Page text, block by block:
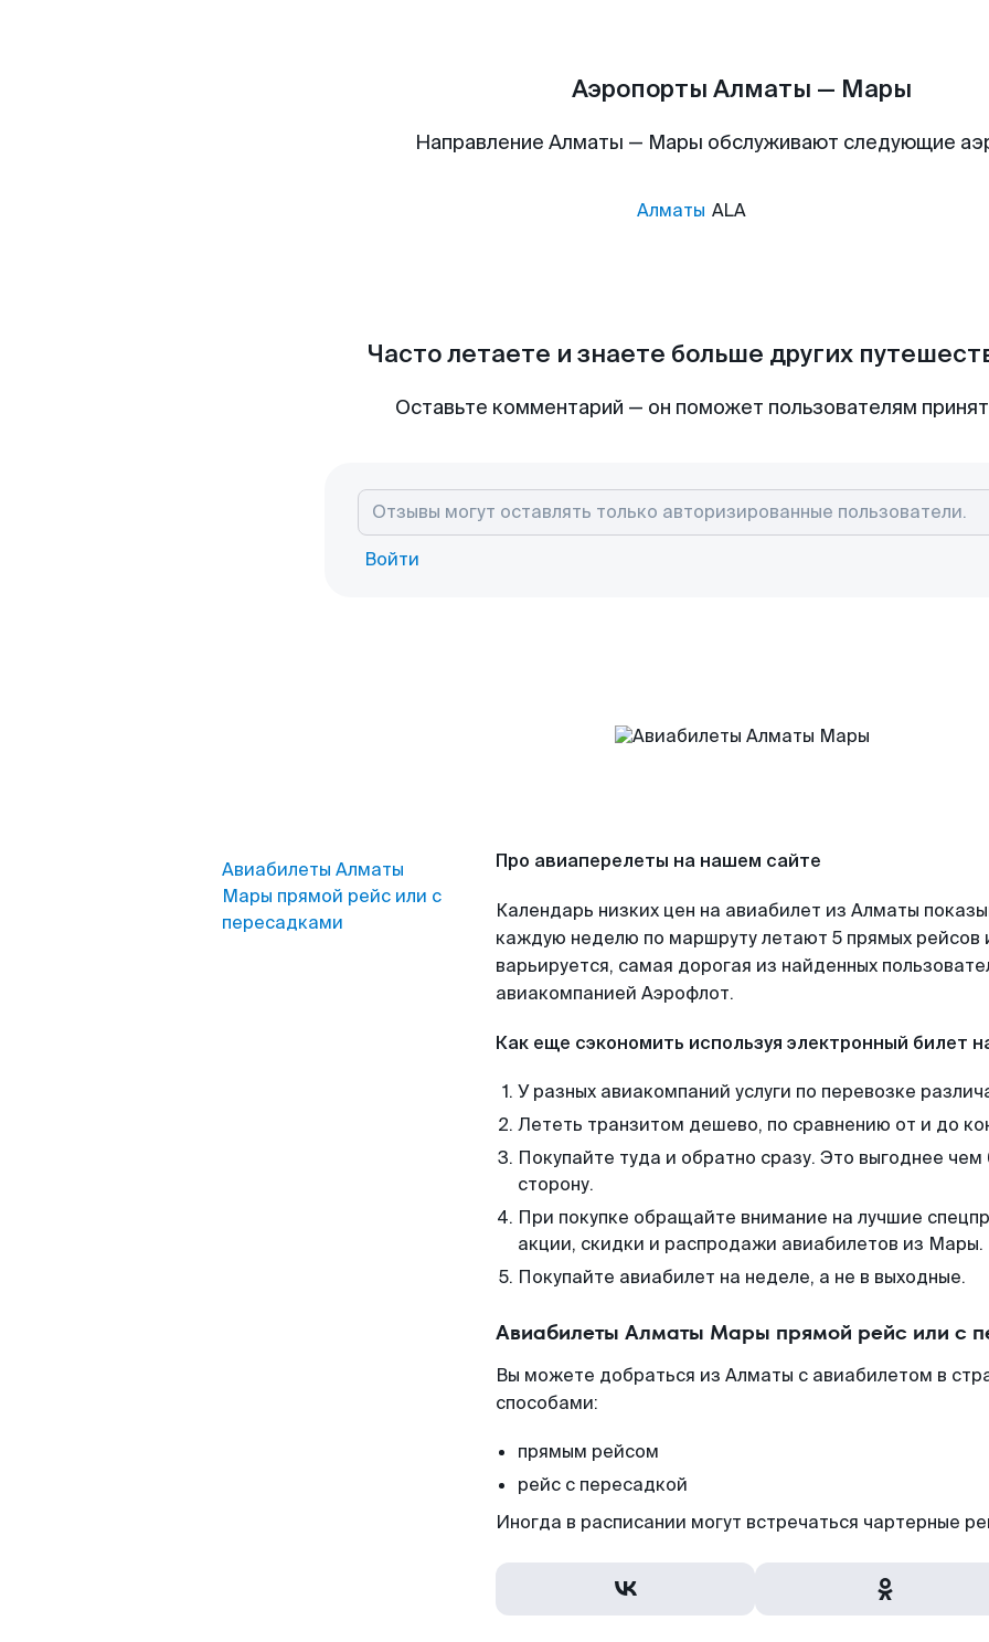
Аэропорты Алматы — Мары
Направление Алматы — Мары обслуживают следующие
Алматы ALA
Часто летаете и знаете больше других
Оставьте комментарий — он поможет пользователям
Войти
Авиабилеты Алматы
Мары прямой рейс или с
пересадками
Про авиаперелеты на нашем сайте
Календарь низких цен на авиабилет из Алматы
каждую неделю по маршруту летают 5 прямых рейсов
варьируется, самая дорогая из найденных
авиакомпанией Аэрофлот.
Как еще сэкономить используя электронный билет
У разных авиакомпаний услуги по перевозке
Лететь транзитом дешево, по сравнению от и до
Покупайте туда и обратно сразу. Это выгоднее
сторону.
При покупке обращайте внимание на лучшие
акции, скидки и распродажи авиабилетов из Мары.
Покупайте авиабилет на неделе, а не в выходные.
Авиабилеты Алматы Мары прямой рейс или с
Вы можете добраться из Алматы с авиабилетом в
способами:
прямым рейсом
рейс с пересадкой
Иногда в расписании могут встречаться чартерные